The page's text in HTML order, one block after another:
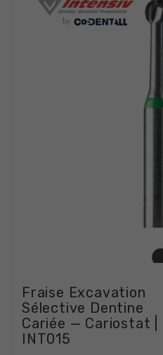
Fraise Excavation
Sélective Dentine
Cariée — Cariostat |
INT015